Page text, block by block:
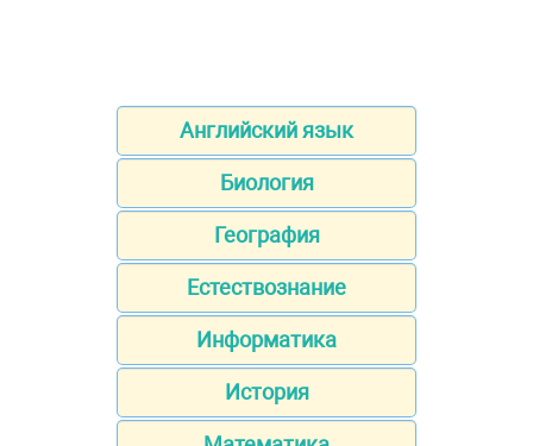
Английский язык
Биология
География
Естествознание
Информатика
История